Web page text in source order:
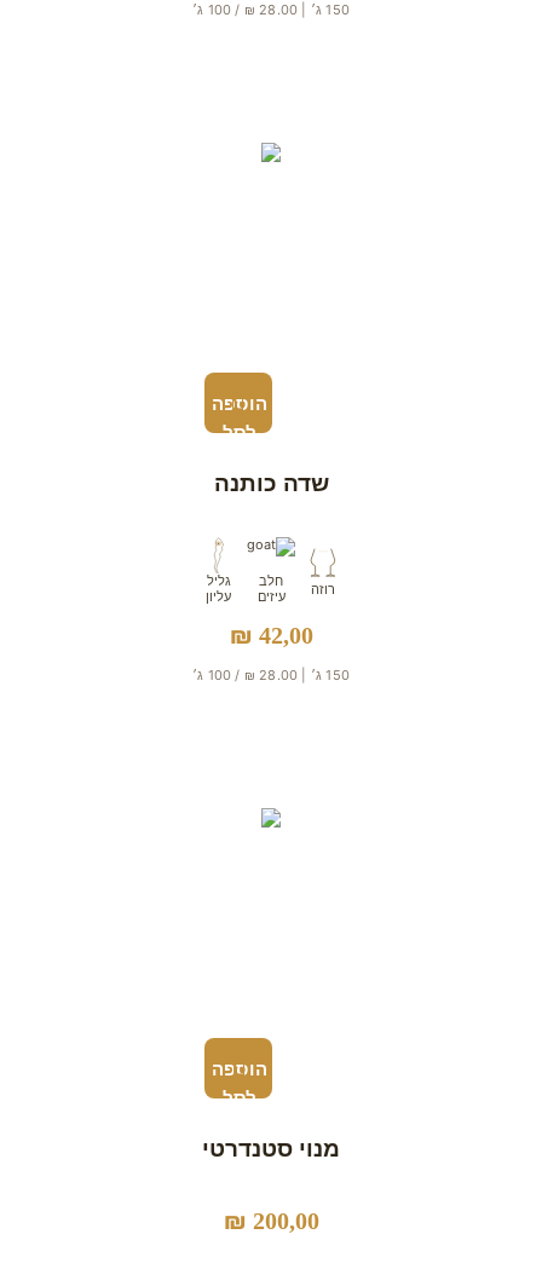
150 ג׳ | 28.00 ₪ / 100 ג׳
הוספה
לסל
שדה כותנה
רוזה
חלב
עיזים
גליל
עליון
₪ 42,00
150 ג׳ | 28.00 ₪ / 100 ג׳
הוספה
לסל
מנוי סטנדרטי
₪ 200,00